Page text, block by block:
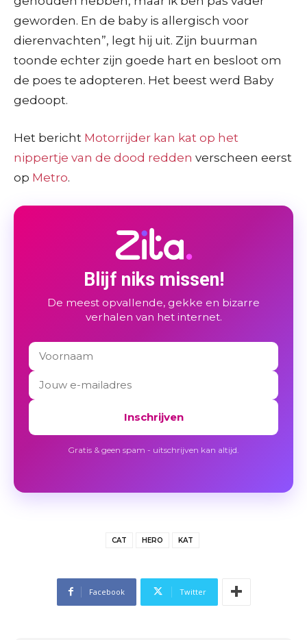
geworden. En de baby is allergisch voor
dierenvachten”, legt hij uit. Zijn buurman
toonde echter zijn goede hart en besloot om
de poes te adopteren. Het beest werd Baby
gedoopt.
Het bericht Motorrijder kan kat op het
nippertje van de dood redden verscheen eerst
op Metro.
Blijf niks missen!
De meest opvallende, gekke en bizarre
verhalen van het internet.
Inschrijven
Gratis & geen spam - uitschrijven kan altijd.
CAT HERO KAT
Facebook Twitter